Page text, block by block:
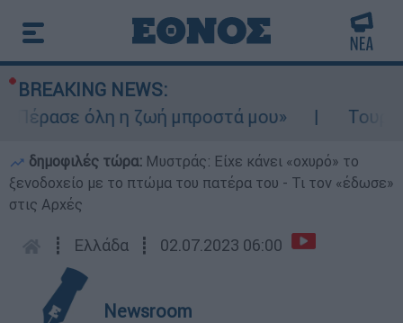
BREAKING NEWS:
όλη η ζωή μπροστά μου»
δημοφιλές τώρα: Μυστράς: Είχε κάνει «οχυρό» το
ξενοδοχείο με το πτώμα του πατέρα του - Τι τον «έδωσε»
στις Αρχές
┋ Ελλάδα ┋ 02.07.2023 06:00
Newsroom